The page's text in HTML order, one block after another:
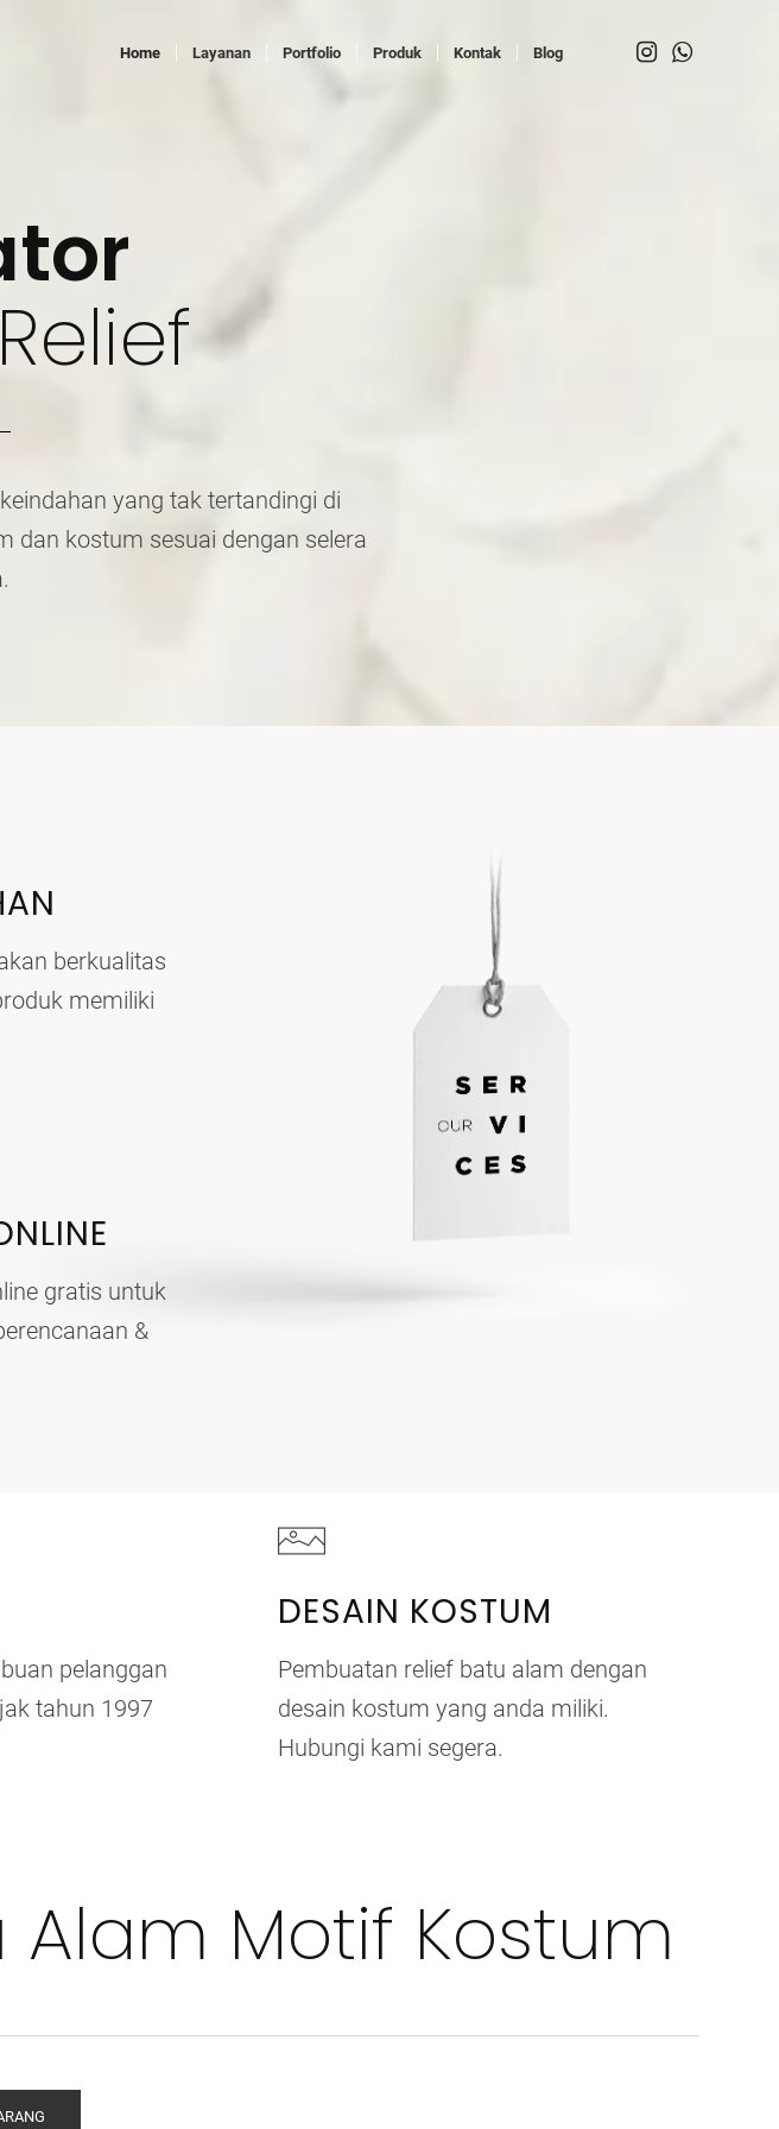
Home Layanan Portfolio Produk Kontak Blog
yang tak tertandingi di
dan kostum sesuai dengan selera
berkualitas
memiliki
gratis untuk
&
pelanggan
tahun 1997
DESAIN KOSTUM
Pembuatan relief batu alam dengan
desain kostum yang anda miliki.
Hubungi kami segera.
Motif Kostum